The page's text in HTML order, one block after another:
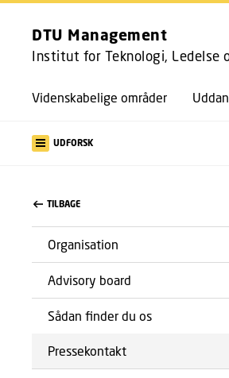
DTU Management
Institut for Teknologi, Ledelse
Videnskabelige områder
UDFORSK
TILBAGE
Organisation
Advisory board
Sådan finder du os
Pressekontakt